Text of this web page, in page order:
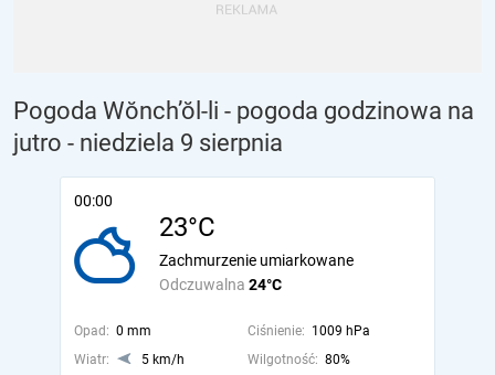
Pogoda Wŏnch’ŏl-li - pogoda godzinowa na
jutro - niedziela 9 sierpnia
00:00
23°C
Odczuwalna 24°C
Zachmurzenie umiarkowane
Opad: 0 mm Ciśnienie: 1009 hPa
Wiatr:
5 km/h Wilgotność: 80%